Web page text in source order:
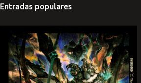
Entradas populares